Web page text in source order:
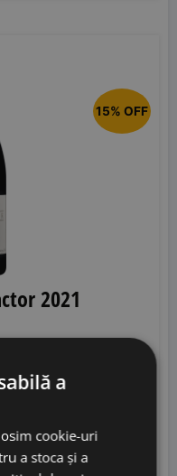
15% OFF
2021
• Barossa Valley
a
cookie-uri
a stoca și a